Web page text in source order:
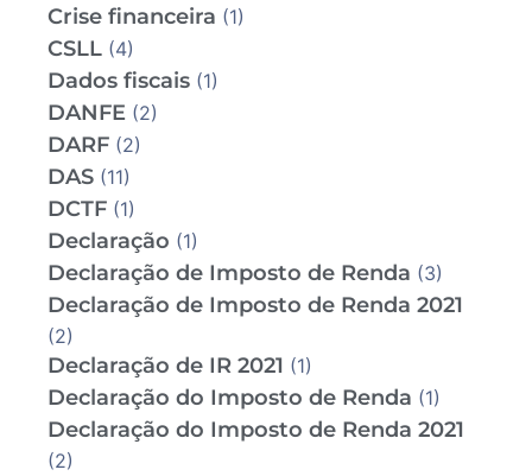
Crise financeira (1)
CSLL (4)
Dados fiscais (1)
DANFE (2)
DARF (2)
DAS (11)
DCTF (1)
Declaração (1)
Declaração de Imposto de Renda (3)
Declaração de Imposto de Renda 2021
(2)
Declaração de IR 2021 (1)
Declaração do Imposto de Renda (1)
Declaração do Imposto de Renda 2021
(2)